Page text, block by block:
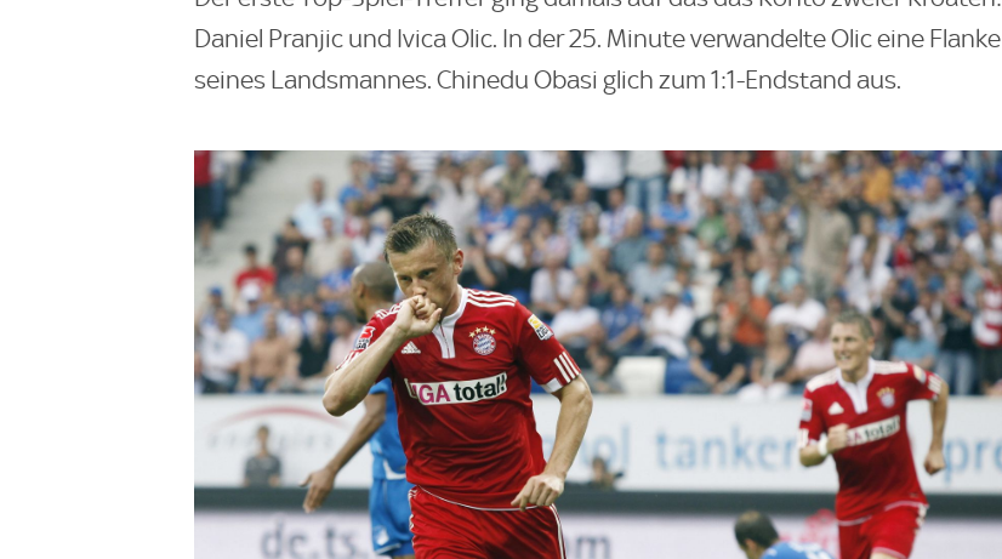
Daniel Pranjic und Ivica Olic. In der 25. Minute verwandelte Olic eine Flanke
seines Landsmannes. Chinedu Obasi glich zum 1:1-Endstand aus.